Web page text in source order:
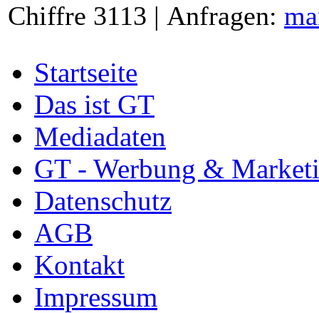
Chiffre 3113 | Anfragen:
Startseite
Das ist GT
Mediadaten
GT - Werbung &
Datenschutz
AGB
Kontakt
Impressum